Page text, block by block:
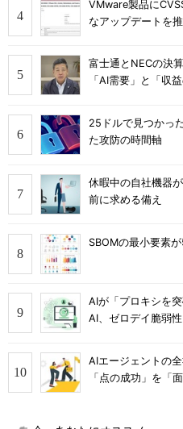
VMware製品に
なアップデートを
富士通とNECの決
「AI需要」と「収
25ドルで見つかっ
た攻防の時間軸
休暇中の自社機器
前に求める備え
SBOMの最小要素
AIが「プロキシを
AI、ゼロデイ脆弱
AIエージェントの
「点の成功」を「